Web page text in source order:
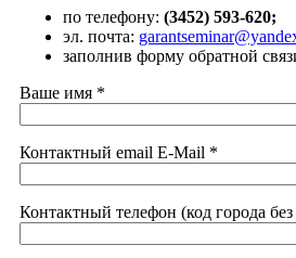
по телефону: (3452) 593-620;
эл. почта:
заполнив форму обратной
Ваше имя *
Контактный email E-Mail *
Контактный телефон (код города